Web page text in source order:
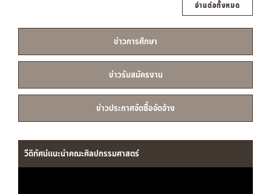
อ่านต่อทั้งหมด
ข่าวการศึกษา
ข่าวรับสมัครงาน
ข่าวประกาศจัดซื้อจัดจ้าง
วีดิทัศน์แนะนำคณะศิลปกรรมศาสตร์